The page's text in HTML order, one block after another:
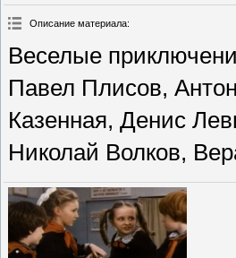
Описание материала:
Веселые
Павел Плисов,
Казенная, Денис
Николай Волков,